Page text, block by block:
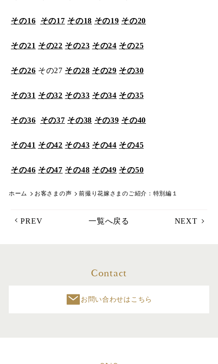
その16 その17 その18 その19 その20
その21 その22 その23 その24 その25
その26 その27 その28 その29 その30
その31 その32 その33 その34 その35
その36 その37 その38 その39 その40
その41 その42 その43 その44 その45
その46 その47 その48 その49 その50
ホーム お客さまの声 前撮り花嫁さまのご紹介：特別編１
PREV 一覧へ戻る NEXT
Contact
お問い合わせはこちら